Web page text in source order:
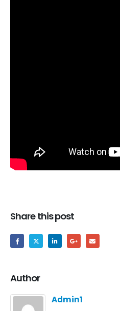
Share this post
Author
Admin1